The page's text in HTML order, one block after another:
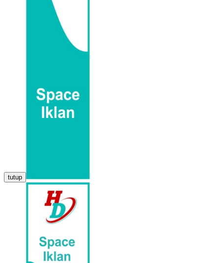
tutup